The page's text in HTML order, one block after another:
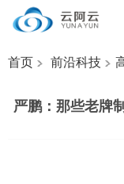
首页 前沿科技
严鹏：那些老牌